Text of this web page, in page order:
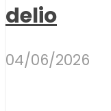
delio
04/06/2026